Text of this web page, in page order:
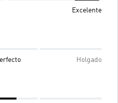
Excelente
Holgado